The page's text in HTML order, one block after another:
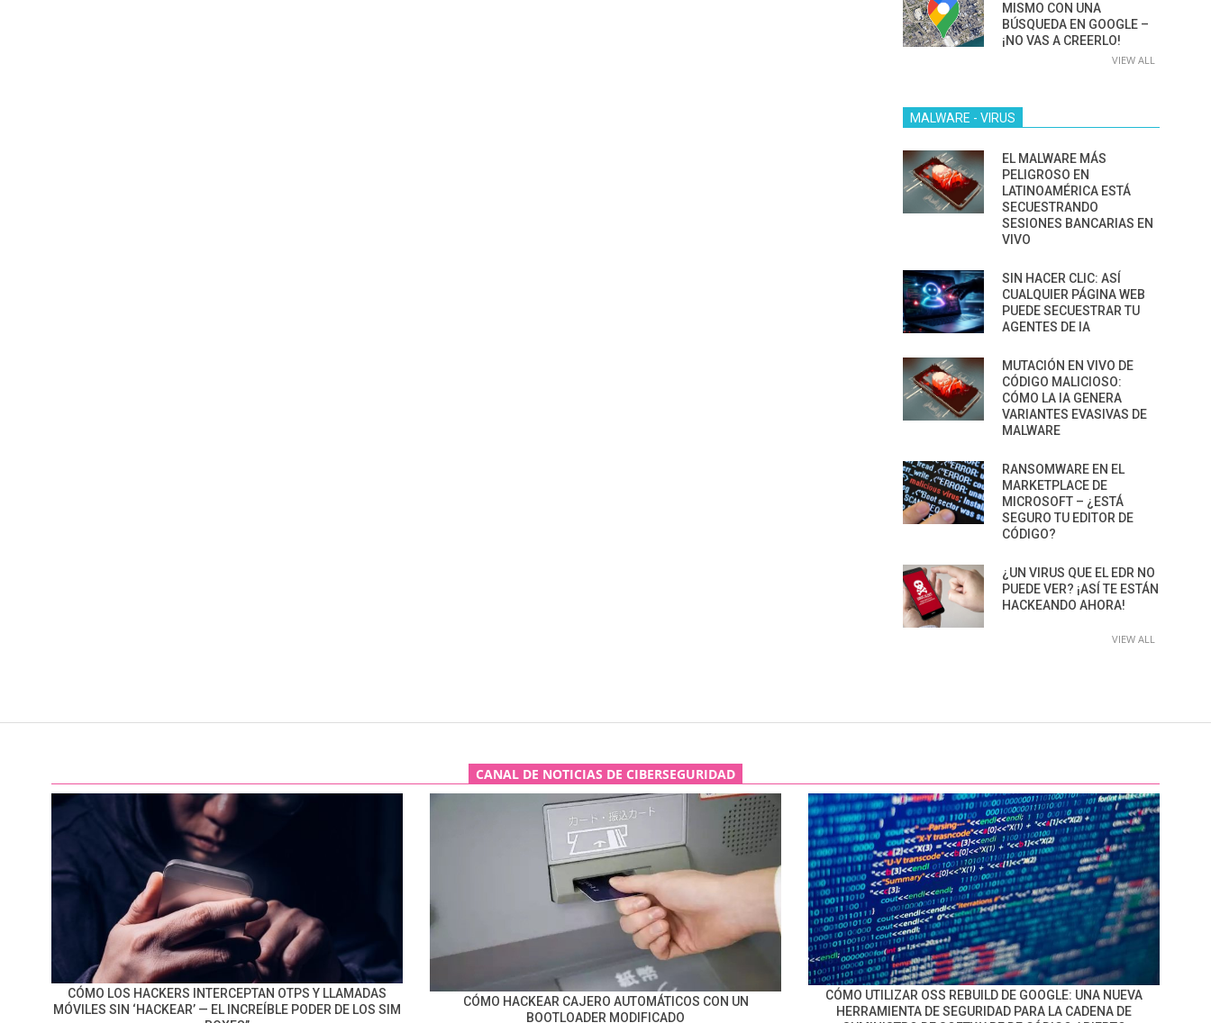
MISMO CON UNA
BÚSQUEDA EN GOOGLE –
¡NO VAS A CREERLO!
VIEW ALL
MALWARE - VIRUS
EL MALWARE MÁS
PELIGROSO EN
LATINOAMÉRICA ESTÁ
SECUESTRANDO
SESIONES BANCARIAS EN
VIVO
SIN HACER CLIC: ASÍ
CUALQUIER PÁGINA WEB
PUEDE SECUESTRAR TU
AGENTES DE IA
MUTACIÓN EN VIVO DE
CÓDIGO MALICIOSO:
CÓMO LA IA GENERA
VARIANTES EVASIVAS DE
MALWARE
RANSOMWARE EN EL
MARKETPLACE DE
MICROSOFT – ¿ESTÁ
SEGURO TU EDITOR DE
CÓDIGO?
¿UN VIRUS QUE EL EDR NO
PUEDE VER? ¡ASÍ TE ESTÁN
HACKEANDO AHORA!
VIEW ALL
CANAL DE NOTICIAS DE CIBERSEGURIDAD
CÓMO LOS HACKERS INTERCEPTAN OTPS Y LLAMADAS
MÓVILES SIN ‘HACKEAR’ — EL INCREÍBLE PODER DE LOS SIM
CÓMO HACKEAR CAJERO AUTOMÁTICOS CON UN
BOOTLOADER MODIFICADO
CÓMO UTILIZAR OSS REBUILD DE GOOGLE: UNA NUEVA
HERRAMIENTA DE SEGURIDAD PARA LA CADENA DE